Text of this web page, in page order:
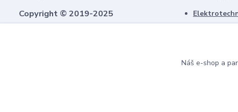
Copyright © 2019-2025
schématech
Náš e-shop a